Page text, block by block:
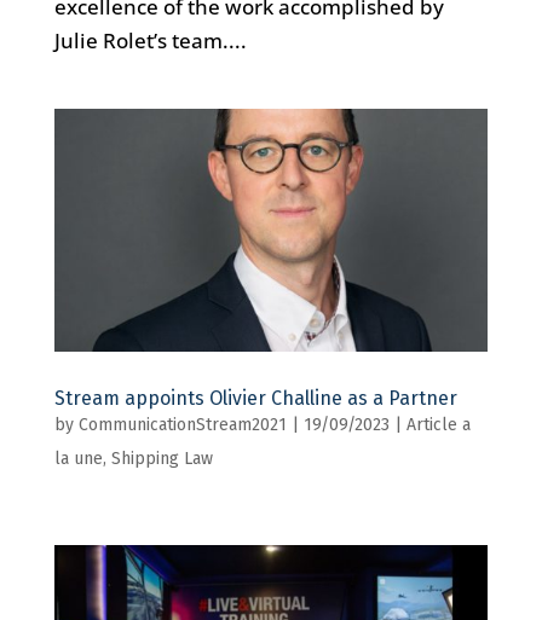
excellence of the work accomplished by
Julie Rolet’s team....
Stream appoints Olivier Challine as a Partner
by CommunicationStream2021 19/09/2023
Article a
la une, Shipping Law